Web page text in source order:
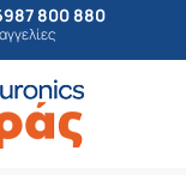
800 880